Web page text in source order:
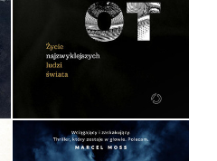
TOMASZ MICHNIEWICZ
OPRAWA TWARDA
44,90 ZŁ